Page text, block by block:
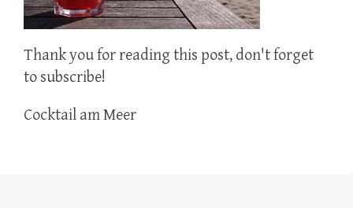
Thank you for reading this post, don't forget
to subscribe!
Cocktail am Meer